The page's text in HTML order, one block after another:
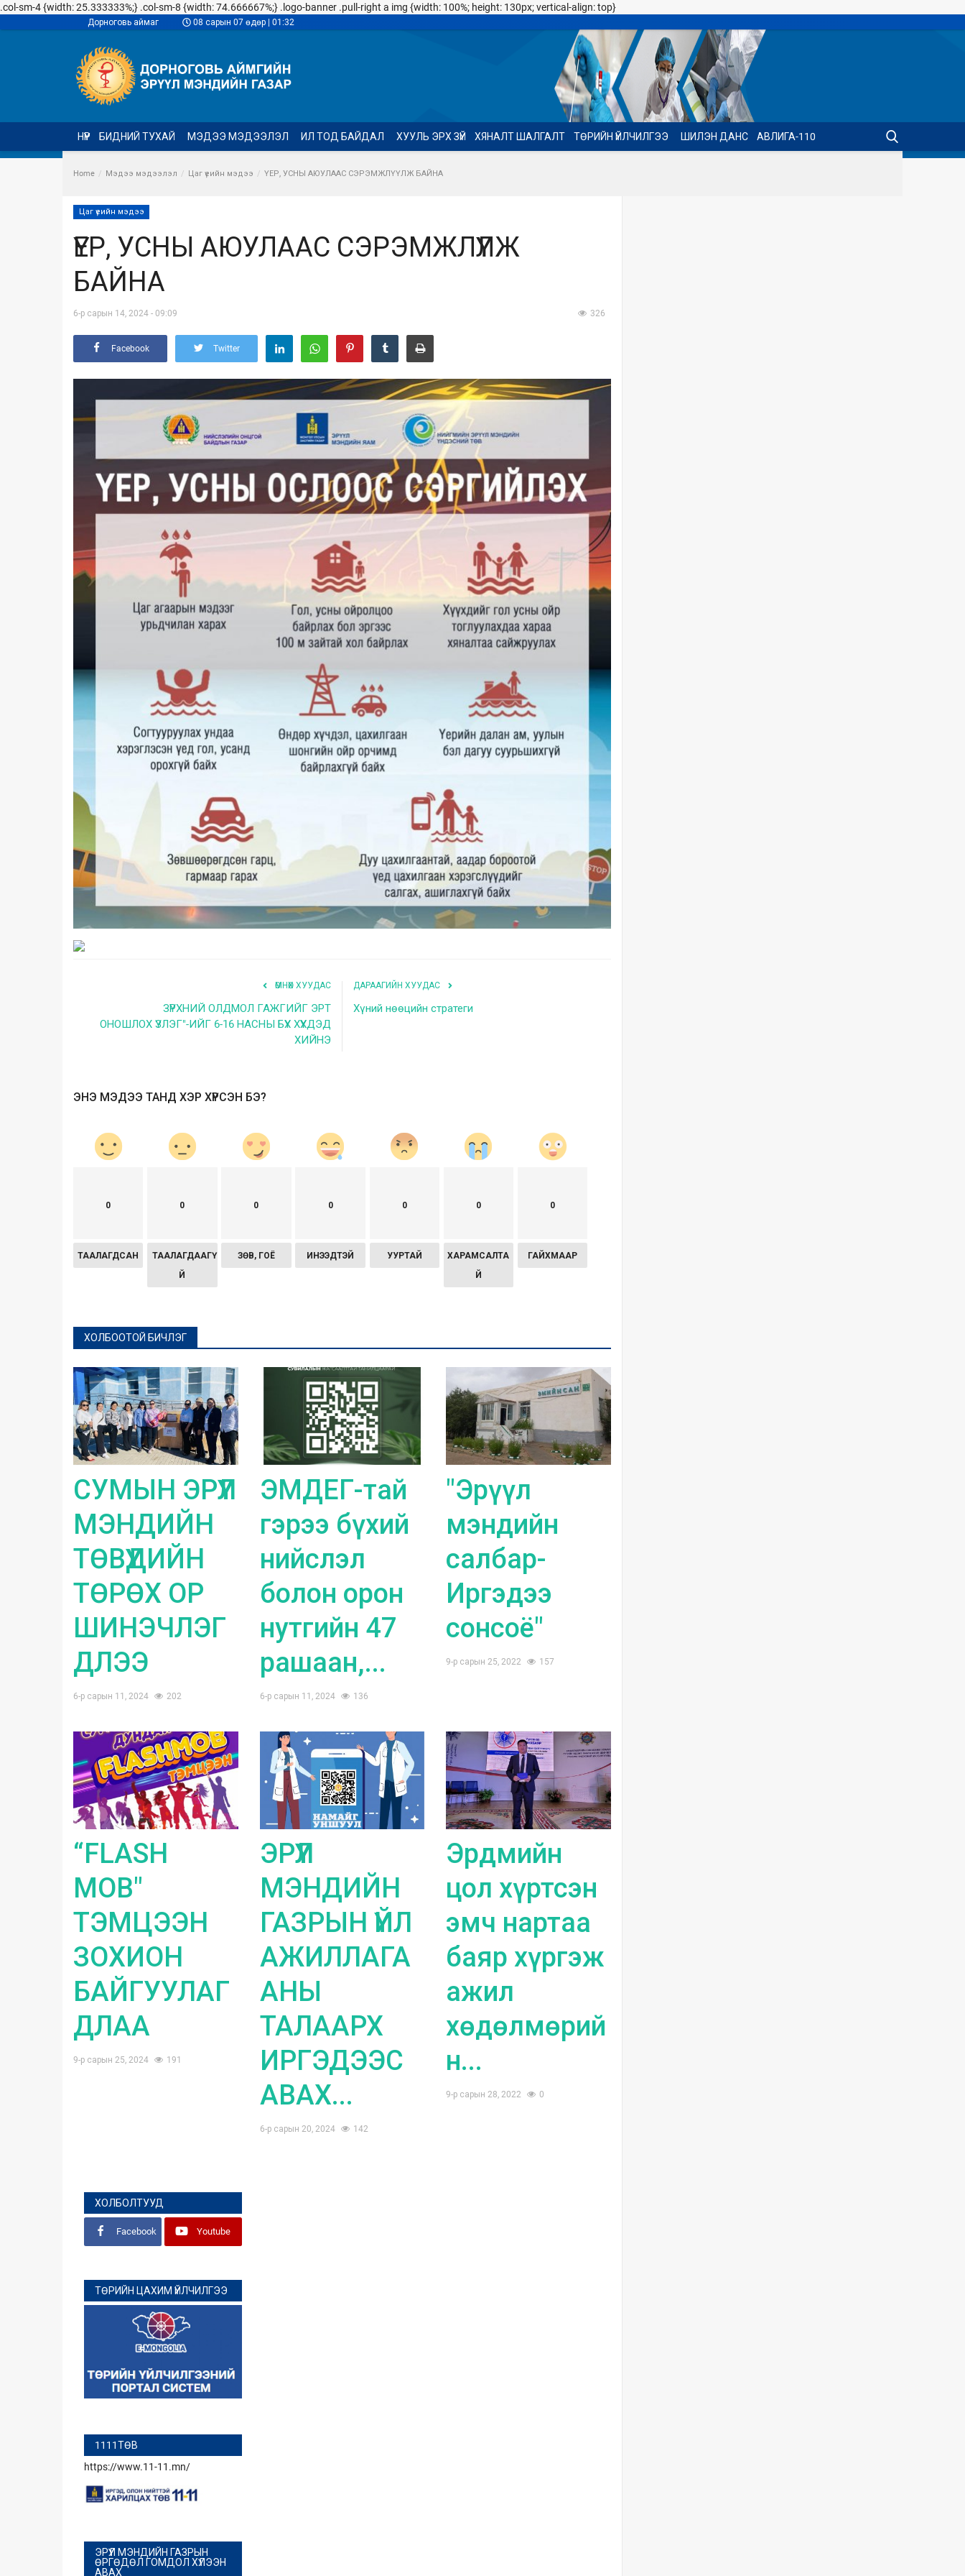
.col-sm-4 {width: 25.333333%;} .col-sm-8 {width: 74.666667%;} .logo-banner .pull-right a img {width: 100%; height: 130px; vertical-align: top}
Дорноговь аймаг 08 сарын 07 өдөр | 01:32
НҮҮР БИДНИЙ ТУХАЙ МЭДЭЭ МЭДЭЭЛЭЛ ИЛ ТОД БАЙДАЛ ХУУЛЬ ЭРХ ЗҮЙ ХЯНАЛТ ШАЛГАЛТ ТӨРИЙН ҮЙЛЧИЛГЭЭ ШИЛЭН ДАНС АВЛИГА-110
Home Мэдээ мэдээлэл Цаг үеийн мэдээ ҮЕР, УСНЫ АЮУЛААС СЭРЭМЖЛҮҮЛЖ БАЙНА
Цаг үеийн мэдээ
ҮЕР, УСНЫ АЮУЛААС СЭРЭМЖЛҮҮЛЖ
БАЙНА
6-р сарын 14, 2024 - 09:09 326
Facebook Twitter
ӨМНӨХ ХУУДАС
ЗҮРХНИЙ ОЛДМОЛ ГАЖГИЙГ ЭРТ
ОНОШЛОХ ҮЗЛЭГ"-ИЙГ 6-16 НАСНЫ БҮХ ХҮҮХДЭД
ХИЙНЭ
ДАРААГИЙН ХУУДАС
Хүний нөөцийн стратеги
ЭНЭ МЭДЭЭ ТАНД ХЭР ХҮРСЭН БЭ?
0
ТААЛАГДСАН
0
ТААЛАГДААГҮ
Й
0
ЗӨВ, ГОЁ
0
ИНЭЭДТЭЙ
0
УУРТАЙ
0
ХАРАМСАЛТА
Й
0
ГАЙХМААР
ХОЛБООТОЙ БИЧЛЭГ
СУМЫН ЭРҮҮЛ
МЭНДИЙН
ТӨВҮҮДИЙН
ТӨРӨХ ОР
ШИНЭЧЛЭГ
ДЛЭЭ
6-р сарын 11, 2024 202
ЭМДЕГ-тай
гэрээ бүхий
нийслэл
болон орон
нутгийн 47
рашаан,...
6-р сарын 11, 2024 136
"Эрүүл
мэндийн
салбар-
Иргэдээ
сонсоё"
9-р сарын 25, 2022 157
“FLASH
MOB"
ТЭМЦЭЭН
ЗОХИОН
БАЙГУУЛАГ
ДЛАА
9-р сарын 25, 2024 191
ЭРҮҮЛ
МЭНДИЙН
ГАЗРЫН ҮЙЛ
АЖИЛЛАГА
АНЫ
ТАЛААРХ
ИРГЭДЭЭС
АВАХ...
6-р сарын 20, 2024 142
Эрдмийн
цол хүртсэн
эмч нартаа
баяр хүргэж
ажил
хөдөлмөрий
н...
9-р сарын 28, 2022 0
ХОЛБОЛТУУД
Facebook Youtube
ТӨРИЙН ЦАХИМ ҮЙЛЧИЛГЭЭ
1111ТӨВ
https://www.11-11.mn/
ЭРҮҮЛ МЭНДИЙН ГАЗРЫН
ӨРГӨДӨЛ ГОМДОЛ ХҮЛЭЭН
АВАХ